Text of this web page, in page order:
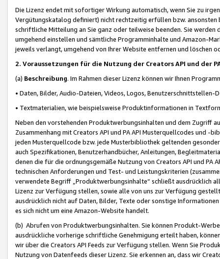
Die Lizenz endet mit sofortiger Wirkung automatisch, wenn Sie zu
Vergütungskatalog definiert) nicht rechtzeitig erfüllen bzw. ansonsten
schriftliche Mitteilung an Sie ganz oder teilweise beenden. Sie werden
umgehend einstellen und sämtliche Programminhalte und Amazon-
jeweils verlangt, umgehend von Ihrer Website entfernen und löschen
2. Voraussetzungen für die Nutzung der Creators API und der
(a) Beschreibung. Im Rahmen dieser Lizenz können wir Ihnen
• Daten, Bilder, Audio-Dateien, Videos, Logos, Benutzerschnittstellen-
• Textmaterialien, wie beispielsweise Produktinformationen in
Neben den vorstehenden Produktwerbungsinhalten und dem Zugriff
Zusammenhang mit Creators API und PA API Musterquellcodes und
jeden Musterquellcode bzw. jede Musterbibliothek geltenden
auch Spezifikationen, Benutzerhandbücher, Anleitungen,
denen die für die ordnungsgemäße Nutzung von Creators API und PA
technischen Anforderungen und Test- und Leistungskriterien
verwendete Begriff „Produktwerbungsinhalte“ schließt ausdrücklich
Lizenz zur Verfügung stellen, sowie alle von uns zur Verfügung
ausdrücklich nicht auf Daten, Bilder, Texte oder sonstige
es sich nicht um eine Amazon-Website handelt.
(b) Abrufen von Produktwerbungsinhalten. Sie können Produkt-
ausdrückliche vorherige schriftliche Genehmigung erteilt haben,
wir über die Creators API Feeds zur Verfügung stellen. Wenn Sie
Nutzung von Datenfeeds dieser Lizenz. Sie erkennen an, dass wir